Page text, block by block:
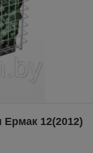
Ермак 12(2012)